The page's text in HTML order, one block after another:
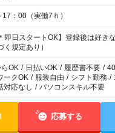
：00（実働7ｈ）
即日スタートOK】登録後は好き
く規定あり）
OK / 日払いOK / 履歴書不要 /
ークOK / 服装自由 / シフト勤務 /
対応なし / パソコンスキル不要
応募する